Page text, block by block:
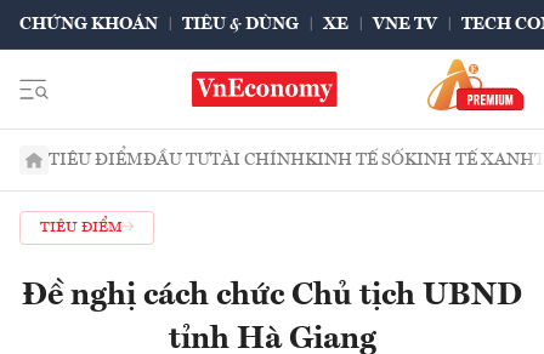
CHỨNG KHOÁN TIÊU & DÙNG XE VNE TV TECH
TIÊU ĐIỂMĐẦU TƯTÀI CHÍNHKINH TẾ SỐKINH TẾ XANH
TIÊU ĐIỂM
Đề nghị cách chức Chủ tịch UBND
tỉnh Hà Giang